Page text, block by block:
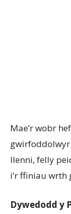
Mae’r wobr
gwirfoddolwyr
llenni, felly
i’r ffiniau wrth
Dywedodd y